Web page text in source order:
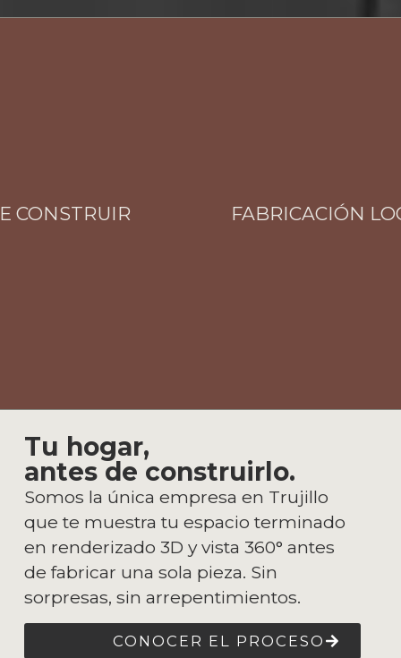
FABRICACIÓN LOCAL
Tu hogar,
antes de construirlo.
Somos la única empresa en Trujillo
que te muestra tu espacio terminado
en renderizado 3D y vista 360° antes
de fabricar una sola pieza. Sin
sorpresas, sin arrepentimientos.
CONOCER EL PROCESO